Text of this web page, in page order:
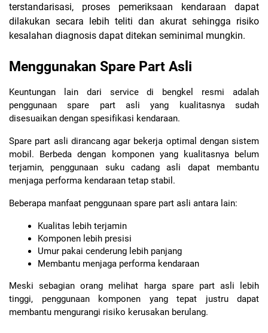
terstandarisasi, proses pemeriksaan kendaraan dapat
dilakukan secara lebih teliti dan akurat sehingga risiko
kesalahan diagnosis dapat ditekan seminimal mungkin.
Menggunakan Spare Part Asli
Keuntungan lain dari service di bengkel resmi adalah
penggunaan spare part asli yang kualitasnya sudah
disesuaikan dengan spesifikasi kendaraan.
Spare part asli dirancang agar bekerja optimal dengan sistem
mobil. Berbeda dengan komponen yang kualitasnya belum
terjamin, penggunaan suku cadang asli dapat membantu
menjaga performa kendaraan tetap stabil.
Beberapa manfaat penggunaan spare part asli antara lain:
Kualitas lebih terjamin
Komponen lebih presisi
Umur pakai cenderung lebih panjang
Membantu menjaga performa kendaraan
Meski sebagian orang melihat harga spare part asli lebih
tinggi, penggunaan komponen yang tepat justru dapat
membantu mengurangi risiko kerusakan berulang.